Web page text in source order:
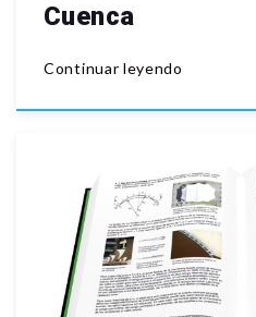
Cuenca
Continuar leyendo